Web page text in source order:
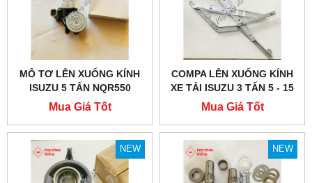
MÔ TƠ LÊN XUỐNG KÍNH
ISUZU 5 TẤN NQR550
Mua Giá Tốt
COMPA LÊN XUỐNG KÍNH
XE TẢI ISUZU 3 TẤN 5 - 15
TẤN
Mua Giá Tốt
NEW NEW